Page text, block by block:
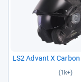
LS2 Advant X Car­bon
(1k+)